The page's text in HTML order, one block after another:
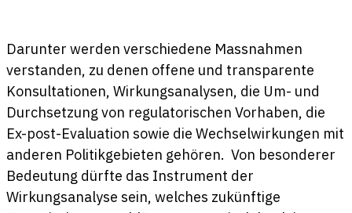
Darunter werden verschiedene Massnahmen
verstanden, zu denen offene und transparente
Konsultationen, Wirkungsanalysen, die Um- und
Durchsetzung von regulatorischen Vorhaben, die
Ex-post-Evaluation sowie die Wechselwirkungen mit
anderen Politikgebieten gehören. Von besonderer
Bedeutung dürfte das Instrument der
Wirkungsanalyse sein, welches zukünftige